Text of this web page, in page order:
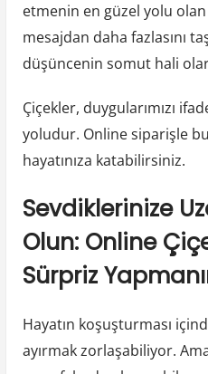
etmenin en güzel yolu
mesajdan daha fazlasını
düşüncenin somut hali
Çiçekler, duygularımızı
yoludur. Online siparişle
hayatınıza katabilirsiniz.
Sevdiklerinize
Olun: Online
Sürpriz
Hayatın koşuşturması
ayırmak zorlaşabiliyor.